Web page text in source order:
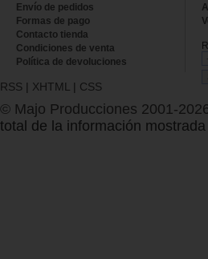
Envío de pedidos
Formas de pago
Contacto tienda
Condiciones de venta
Política de devoluciones
RSS | XHTML | CSS
© Majo Producciones 2001-
total de la información mostrada